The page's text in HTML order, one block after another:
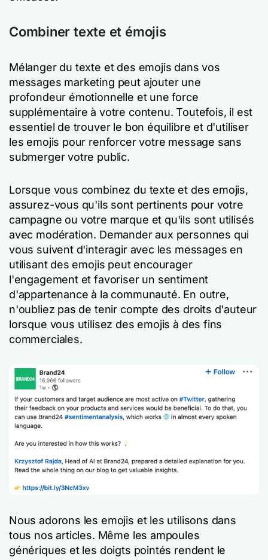
Combiner texte et émojis
Mélanger du texte et des emojis dans vos
messages marketing peut ajouter une
profondeur émotionnelle et une force
supplémentaire à votre contenu. Toutefois, il est
essentiel de trouver le bon équilibre et d'utiliser
les emojis pour renforcer votre message sans
submerger votre public.
Lorsque vous combinez du texte et des emojis,
assurez-vous qu'ils sont pertinents pour votre
campagne ou votre marque et qu'ils sont utilisés
avec modération. Demander aux personnes qui
vous suivent d'interagir avec les messages en
utilisant des emojis peut encourager
l'engagement et favoriser un sentiment
d'appartenance à la communauté. En outre,
n'oubliez pas de tenir compte des droits d'auteur
lorsque vous utilisez des emojis à des fins
commerciales.
Nous adorons les emojis et les utilisons dans
tous nos articles. Même les ampoules
génériques et les doigts pointés rendent le